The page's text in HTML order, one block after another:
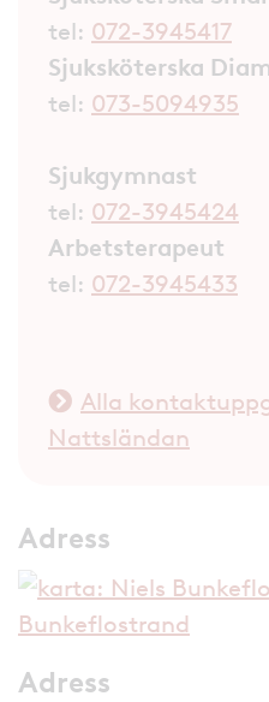
tel: 072-3945417
Sjuksköterska
tel: 073-5094935
Sjukgymnast
tel: 072-3945424
Arbetsterapeut
tel: 072-3945433
Alla
Nattsländan
Adress
Adress